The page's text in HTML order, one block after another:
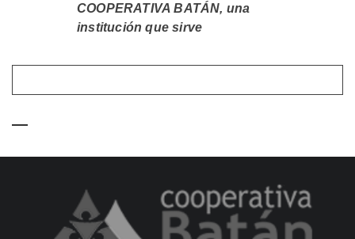
COOPERATIVA BATÁN, una
institución que sirve